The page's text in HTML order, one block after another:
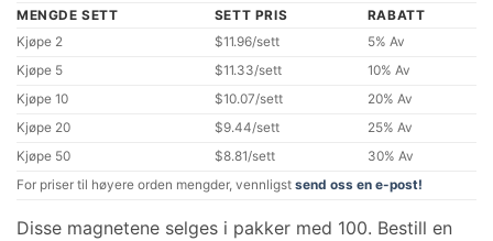
MENGDE SETT
SETT PRIS
RABATT
Kjøpe 2
$11.96/sett
5% Av
Kjøpe 5
$11.33/sett
10% Av
Kjøpe 10
$10.07/sett
20% Av
Kjøpe 20
$9.44/sett
25% Av
Kjøpe 50
$8.81/sett
30% Av
For priser til høyere orden mengder, vennligst send oss ​​en e-post!
Disse magnetene selges i pakker med 100. Bestill en